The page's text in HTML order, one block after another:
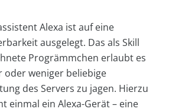
Alexa ist auf eine
ausgelegt. Das als Skill
Progrämmchen erlaubt es
oder weniger beliebige
des Servers zu jagen. Hierzu
einmal ein Alexa-Gerät – eine